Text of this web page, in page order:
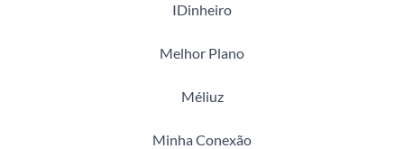
IDinheiro
Melhor Plano
Méliuz
Minha Conexão